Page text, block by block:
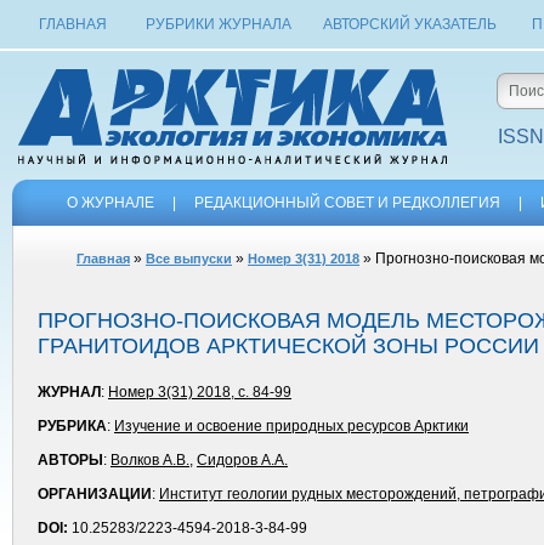
ГЛАВНАЯ РУБРИКИ ЖУРНАЛА АВТОРСКИЙ УКАЗАТЕЛЬ
О ЖУРНАЛЕ РЕДАКЦИОННЫЙ СОВЕТ И РЕДКОЛЛЕГИЯ
Главная » Все выпуски » Номер 3(31) 2018 » Прогнозно-поисковая
ПРОГНОЗНО-ПОИСКОВАЯ МОДЕЛЬ
ГРАНИТОИДОВ АРКТИЧЕСКОЙ ЗОНЫ РОССИИ
ЖУРНАЛ : Номер 3(31) 2018, с. 84-99
РУБРИКА: Изучение и освоение природных ресурсов Арктики
АВТОРЫ : Волков А.В., Сидоров А.А.
ОРГАНИЗАЦИИ : Институт геологии рудных месторождений,
DOI: 10.25283/2223-4594-2018-3-84-99